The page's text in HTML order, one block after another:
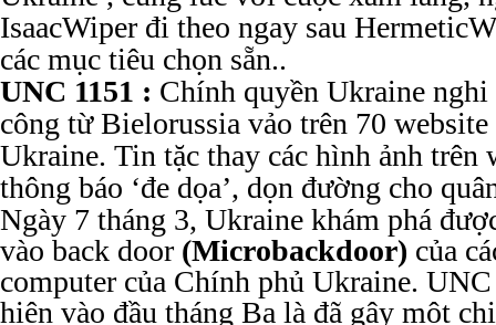
IsaacWiper đi theo ngay sau
các mục tiêu chọn sẵn..
UNC 1151 : Chính quyền Ukraine
công từ Bielorussia vảo trên 70
Ukraine. Tin tặc thay các hình ảnh trên
thông báo ‘đe dọa’, dọn đường cho
Ngày 7 tháng 3, Ukraine khám phá
vào back door (Microbackdoor) của
computer của Chính phủ Ukraine.
hiện vào đầu tháng Ba là đã gây một